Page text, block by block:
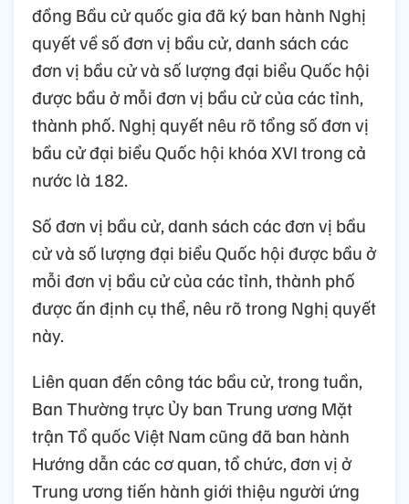
đồng Bầu cử quốc gia đã ký ban hành Nghị
quyết về số đơn vị bầu cử, danh sách các
đơn vị bầu cử và số lượng đại biểu Quốc hội
được bầu ở mỗi đơn vị bầu cử của các tỉnh,
thành phố. Nghị quyết nêu rõ tổng số đơn vị
bầu cử đại biểu Quốc hội khóa XVI trong cả
nước là 182.
Số đơn vị bầu cử, danh sách các đơn vị bầu
cử và số lượng đại biểu Quốc hội được bầu ở
mỗi đơn vị bầu cử của các tỉnh, thành phố
được ấn định cụ thể, nêu rõ trong Nghị quyết
này.
Liên quan đến công tác bầu cử, trong tuần,
Ban Thường trực Ủy ban Trung ương Mặt
trận Tổ quốc Việt Nam cũng đã ban hành
Hướng dẫn các cơ quan, tổ chức, đơn vị ở
Trung ương tiến hành giới thiệu người ứng